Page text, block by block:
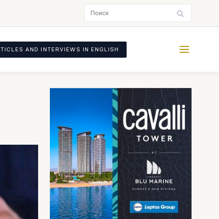
AND INTERVIEWS IN ENGLISH